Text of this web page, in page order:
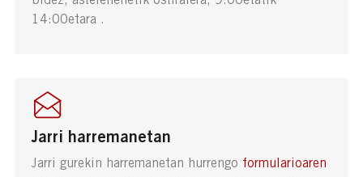
14:00etara .
Jarri harremanetan
Jarri gurekin harremanetan hurrengo formularioaren